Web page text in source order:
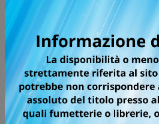
Tutti i
testata